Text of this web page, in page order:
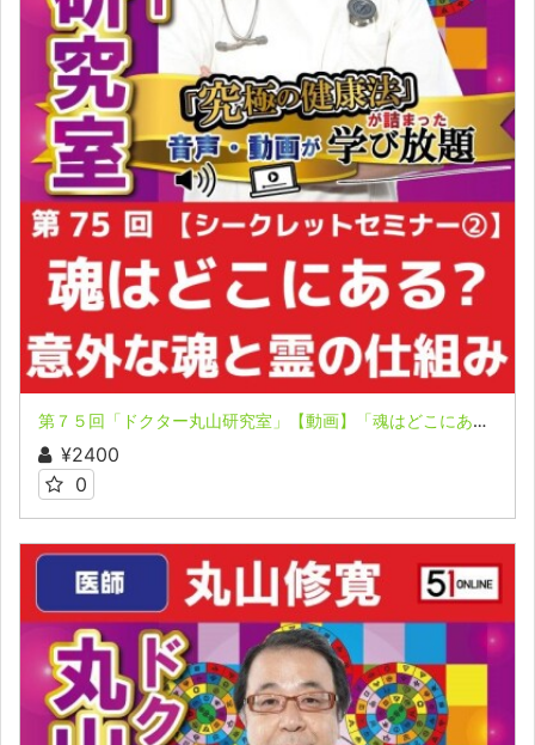
第７５回「ドクター丸山研究室」【動画】「魂はどこにあるのか？」「霊は身体に入りたがっている！その訳は…」
¥2400
0